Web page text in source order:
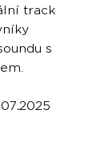
track
s
.2025